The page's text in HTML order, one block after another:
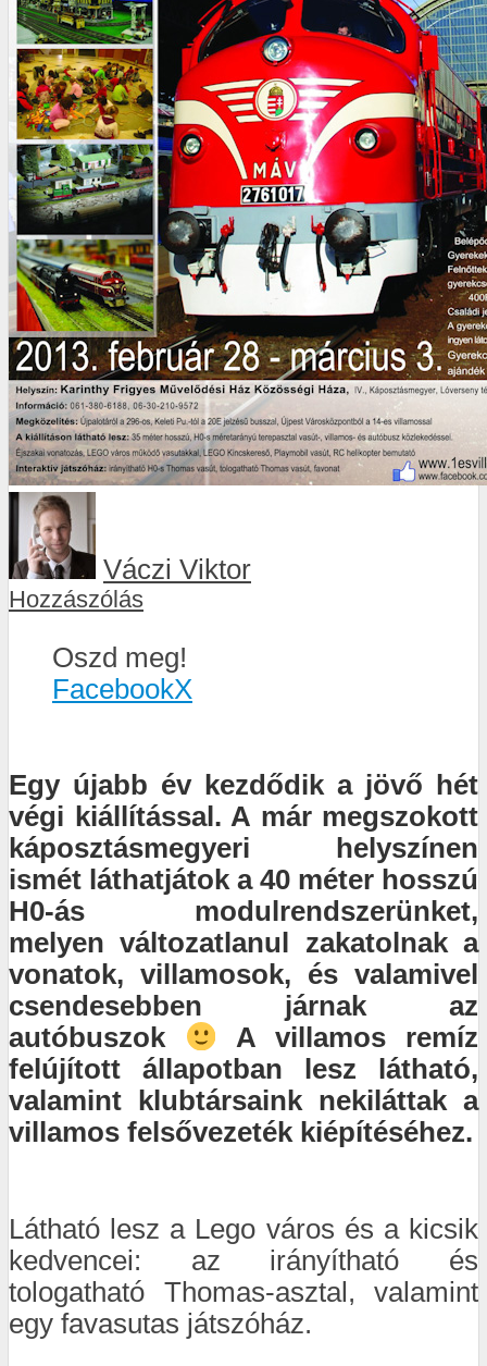
Váczi Viktor
Hozzászólás
Oszd meg!
FacebookX
Egy újabb év kezdődik a jövő hét
végi kiállítással. A már megszokott
káposztásmegyeri helyszínen
ismét láthatjátok a 40 méter hosszú
H0-ás modulrendszerünket,
melyen változatlanul zakatolnak a
vonatok, villamosok, és valamivel
csendesebben járnak az
autóbuszok
A villamos remíz
felújított állapotban lesz látható,
valamint klubtársaink nekiláttak a
villamos felsővezeték kiépítéséhez.
Látható lesz a Lego város és a kicsik
kedvencei: az irányítható és
tologatható Thomas-asztal, valamint
egy favasutas játszóház.